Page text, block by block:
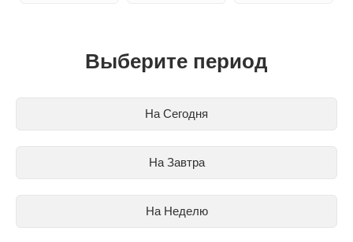
Выберите период
На Сегодня
На Завтра
На Неделю